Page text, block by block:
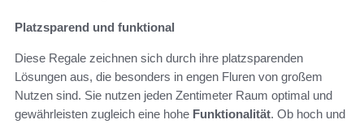
Platzsparend und funktional
Diese Regale zeichnen sich durch ihre platzsparenden
Lösungen aus, die besonders in engen Fluren von großem
Nutzen sind. Sie nutzen jeden Zentimeter Raum optimal und
gewährleisten zugleich eine hohe Funktionalität. Ob hoch und